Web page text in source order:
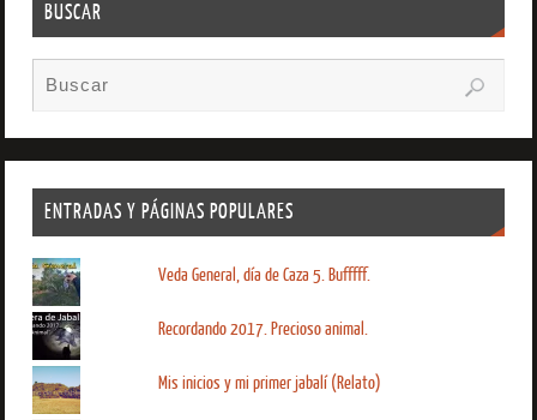
BUSCAR
ENTRADAS Y PÁGINAS POPULARES
Veda General, día de Caza 5. Bufffff.
Recordando 2017. Precioso animal.
Mis inicios y mi primer jabalí (Relato)